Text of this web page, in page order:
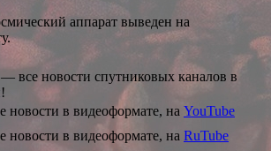
аппарат выведен на
— все новости спутниковых каналов в
новости в видеоформате, на YouTube
новости в видеоформате, на RuTube